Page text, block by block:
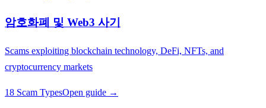
암호화폐 및 Web3 사기
Scams exploiting blockchain technology, DeFi, NFTs, and
cryptocurrency markets
18 Scam TypesOpen guide →